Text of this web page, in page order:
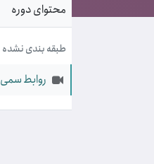
محتوای دوره
طبقه بندی نشده
روابط سمی